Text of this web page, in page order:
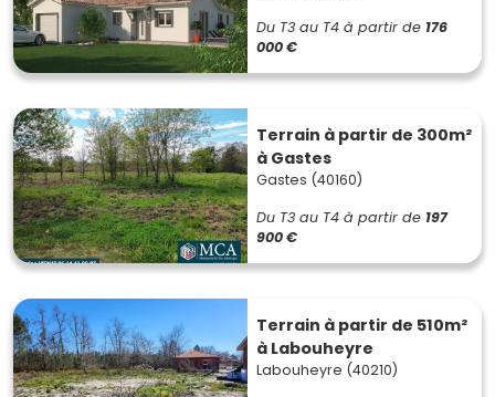
Du T3 au T4 à partir de 176
000 €
Terrain à partir de 300m²
à Gastes
Gastes (40160)
Du T3 au T4 à partir de 197
900 €
Terrain à partir de 510m²
à Labouheyre
Labouheyre (40210)